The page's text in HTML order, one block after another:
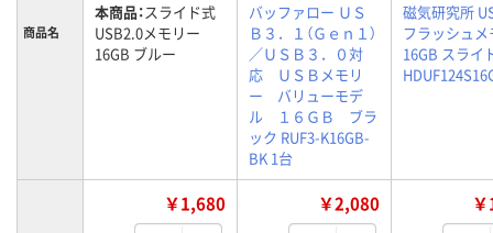
商品名
本商品：スライド式
USB2.0メモリー
16GB ブルー
バッファロー ＵＳ
Ｂ３．１（Ｇｅｎ１）
／ＵＳＢ３．０対
応 ＵＳＢメモリ
ー バリューモデ
ル １６ＧＢ ブラ
ック RUF3-K16GB-
BK 1台
磁気研究所
フラッシュ
16GB スライ
￥1,680 ￥2,080